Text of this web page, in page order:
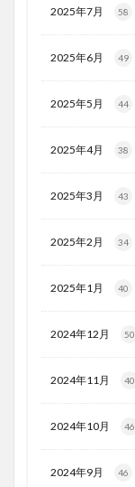
2025年7月 58
2025年6月 49
2025年5月 44
2025年4月 38
2025年3月 43
2025年2月 34
2025年1月 40
2024年12月 50
2024年11月 40
2024年10月 46
2024年9月 46